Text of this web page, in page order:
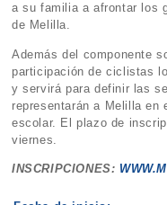
a su familia a afrontar los
de Melilla.
Además del componente
participación de ciclistas
y servirá para definir las
representarán a Melilla en
escolar. El plazo de
viernes.
INSCRIPCIONES: